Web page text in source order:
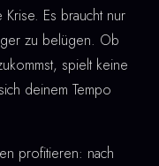
Es braucht nur
zu belügen. Ob
spielt keine
deinem Tempo
profitieren: nach